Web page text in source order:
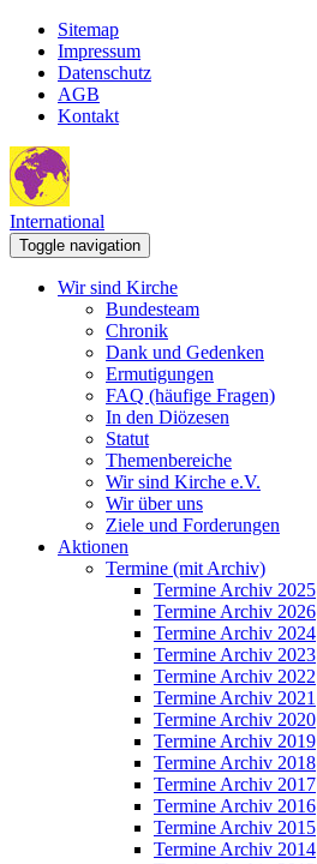
Sitemap
Impressum
Datenschutz
AGB
Kontakt
International
Toggle navigation
Wir sind Kirche
Bundesteam
Chronik
Dank und Gedenken
Ermutigungen
FAQ (häufige Fragen)
In den Diözesen
Statut
Themenbereiche
Wir sind Kirche e.V.
Wir über uns
Ziele und Forderungen
Aktionen
Termine (mit Archiv)
Termine Archiv 2025
Termine Archiv 2026
Termine Archiv 2024
Termine Archiv 2023
Termine Archiv 2022
Termine Archiv 2021
Termine Archiv 2020
Termine Archiv 2019
Termine Archiv 2018
Termine Archiv 2017
Termine Archiv 2016
Termine Archiv 2015
Termine Archiv 2014